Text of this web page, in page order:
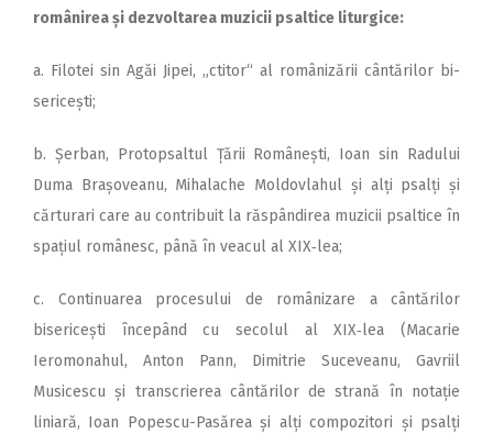
românirea și dezvoltarea muzicii psaltice liturgice:
a. Filotei sin Agăi Jipei, „ctitor“ al românizării cântărilor bi­
sericești;
b. Șerban, Protopsaltul Țării Românești, Ioan sin Radului
Duma Brașoveanu, Mihalache Moldovlahul și alți psalți și
cărturari care au contribuit la răspândirea muzicii psaltice în
spațiul românesc, până în veacul al XIX‑lea;
c. Continuarea procesului de românizare a cântărilor
bisericești începând cu secolul al XIX‑lea (Macarie
Ieromonahul, Anton Pann, Dimitrie Suceveanu, Gavriil
Musicescu și transcrierea cântărilor de strană în notație
liniară, Ioan Popescu-Pasărea și alți compozitori și psalți